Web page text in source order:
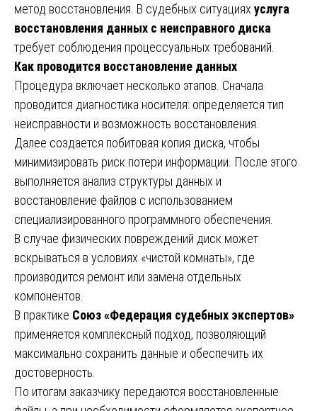
метод восстановления. В судебных ситуациях услуга
восстановления данных с неисправного диска
требует соблюдения процессуальных требований.
Как проводится восстановление данных
Процедура включает несколько этапов. Сначала
проводится диагностика носителя: определяется тип
неисправности и возможность восстановления.
Далее создается побитовая копия диска, чтобы
минимизировать риск потери информации. После этого
выполняется анализ структуры данных и
восстановление файлов с использованием
специализированного программного обеспечения.
В случае физических повреждений диск может
вскрываться в условиях «чистой комнаты», где
производится ремонт или замена отдельных
компонентов.
В практике Союз «Федерация судебных экспертов»
применяется комплексный подход, позволяющий
максимально сохранить данные и обеспечить их
достоверность.
По итогам заказчику передаются восстановленные